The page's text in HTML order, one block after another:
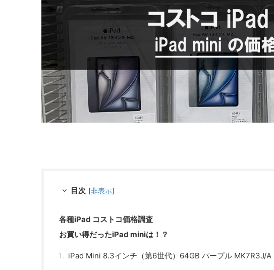
目次 [非表示]
各種iPad コストコ価格調査
お買い得だったiPad miniは！？
iPad Mini 8.3インチ（第6世代）64GB パープル MK7R3J/A